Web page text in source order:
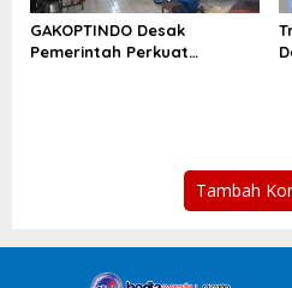
GAKOPTINDO Desak
Pemerintah Perkuat
Tambah